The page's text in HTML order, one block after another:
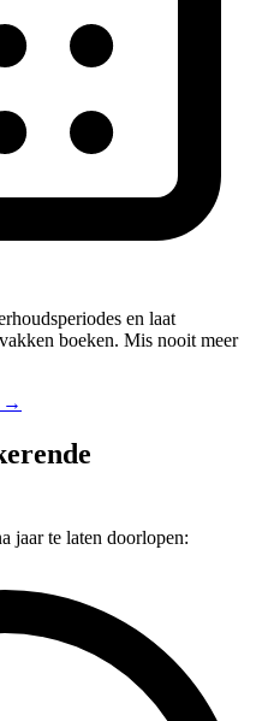
en laat
boeken. Mis nooit meer
→
jaar te laten doorlopen: